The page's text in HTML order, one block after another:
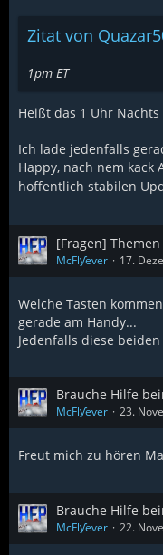
Zitat von
1pm ET
Heißt das 1 Uhr
Ich lade jedenfalls
Happy, nach nem kack
hoffentlich stabilen
[Fragen]
McFlƴeѵer 17.
Welche Tasten
gerade am Handy...
Jedenfalls diese
Brauche Hilfe
McFlƴeѵer 23.
Freut mich zu hören
Brauche Hilfe
McFlƴeѵer 22.